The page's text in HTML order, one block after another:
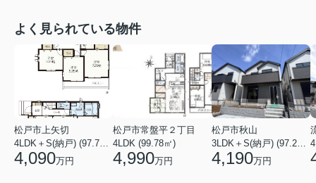
よく見られている物件
松戸市上矢切
4LDK＋S(納戸) (97.71㎡)
4,090万円
松戸市常盤平２丁目
4LDK (99.78㎡)
4,990万円
松戸市秋山
3LDK＋S(納戸) (97.29㎡)
4,190万円